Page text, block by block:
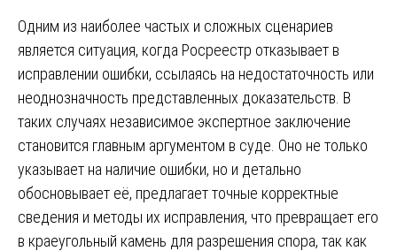
Одним из наиболее частых и сложных сценариев
является ситуация, когда Росреестр отказывает в
исправлении ошибки, ссылаясь на недостаточность или
неоднозначность представленных доказательств. В
таких случаях независимое экспертное заключение
становится главным аргументом в суде. Оно не только
указывает на наличие ошибки, но и детально
обосновывает её, предлагает точные корректные
сведения и методы их исправления, что превращает его
в краеугольный камень для разрешения спора, так как